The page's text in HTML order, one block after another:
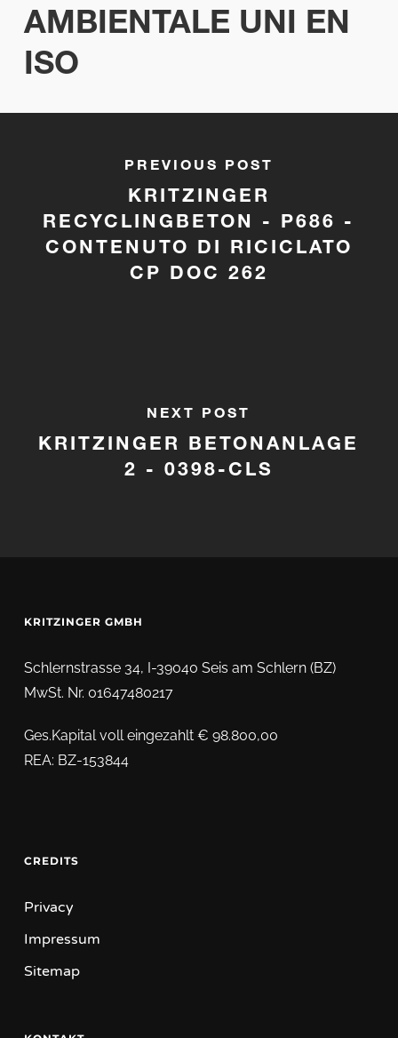
AMBIENTALE UNI EN
ISO
PREVIOUS POST
KRITZINGER
RECYCLINGBETON - P686 -
CONTENUTO DI RICICLATO
CP DOC 262
NEXT POST
KRITZINGER BETONANLAGE
2 - 0398-CLS
KRITZINGER GMBH
Schlernstrasse 34, I-39040 Seis am Schlern (BZ)
MwSt. Nr. 01647480217
Ges.Kapital voll eingezahlt € 98.800,00
REA: BZ-153844
CREDITS
Privacy
Impressum
Sitemap